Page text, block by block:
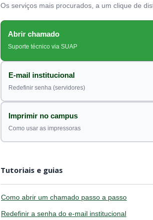
Os serviços mais procurados, a um clique de
Abrir chamado
Suporte técnico via SUAP
E-mail institucional
Redefinir senha (servidores)
Imprimir no campus
Como usar as impressoras
Tutoriais e guias
Como abrir um chamado passo a passo
Redefinir a senha do e-mail institucional